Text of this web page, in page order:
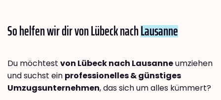
So helfen wir dir von Lübeck nachLausanne
Du möchtest von Lübeck nach Lausanneumziehen
und suchst ein professionelles & günstiges
Umzugsunternehmen, das sich um alles kümmert?